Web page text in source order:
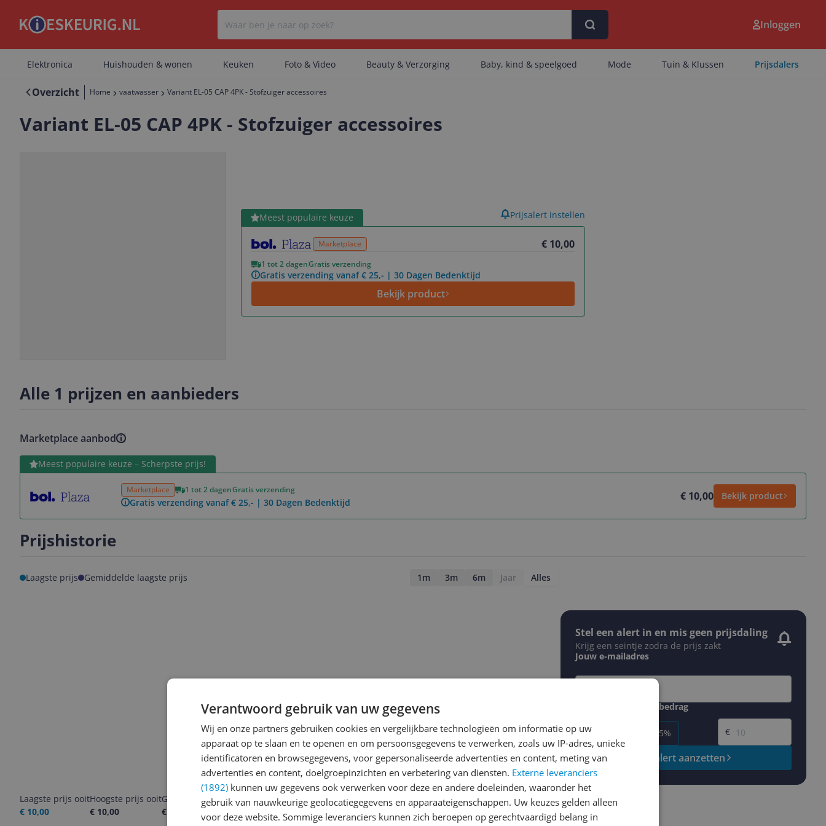
Er zijn geen categorieën gevonden.
Er zijn geen artikelen gevonden.
Inloggen
Elektronica Huishouden & wonen Keuken Foto & Video Beauty & Verzorging Baby, kind & speelgoed Mode Tuin & Klussen Prijsdalers
Overzicht Home vaatwasser Variant EL-05 CAP 4PK - Stofzuiger accessoires
Variant EL-05 CAP 4PK - Stofzuiger accessoires
Meest populaire keuze
Marketplace € 10,00
1 tot 2 dagenGratis verzending
Gratis verzending vanaf € 25,- | 30 Dagen Bedenktijd
Bekijk product
Bekijk product Prijsalert instellen
Alle 1 prijzen en aanbieders
Marketplace aanbod
Meest populaire keuze – Scherpste prijs!
Marketplace 1 tot 2 dagenGratis verzending
Gratis verzending vanaf € 25,- | 30 Dagen Bedenktijd € 10,00 Bekijk product
Bekijk product
Prijshistorie
Laagste prijs Gemiddelde laagste prijs 1m 3m 6m Jaar Alles
Laagste prijs ooit
€ 10,00
Hoogste prijs ooit
€ 10,00
Goedkoopste nu
€ 10,00
Laatste prijsupdate
09-08-2026
Stel een alert in en mis geen prijsdaling
Krijg een seintje zodra de prijs zakt
Jouw e-mailadres
Gewenste daling of bedrag
-5% -15%
Gewenste prijs
€
Prijsalert aanzetten
Verantwoord gebruik van uw gegevens
Wij en onze partners gebruiken cookies en vergelijkbare technologieën om informatie op uw
apparaat op te slaan en te openen en om persoonsgegevens te verwerken, zoals uw IP-adres, unieke
identificatoren en browsegegevens, voor gepersonaliseerde advertenties en content, meting van
advertenties en content, doelgroepinzichten en verbetering van diensten. Externe leveranciers
(1892) kunnen uw gegevens ook verwerken voor deze en andere doeleinden, waaronder het
gebruik van nauwkeurige geolocatiegegevens en apparaateigenschappen. Uw keuzes gelden alleen
voor deze website. Sommige leveranciers kunnen zich beroepen op gerechtvaardigd belang in